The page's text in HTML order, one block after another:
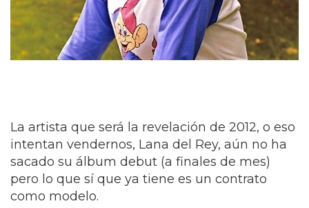
La artista que será la revelación de 2012, o eso
intentan vendernos, Lana del Rey, aún no ha
sacado su álbum debut (a finales de mes)
pero lo que sí que ya tiene es un contrato
como modelo.